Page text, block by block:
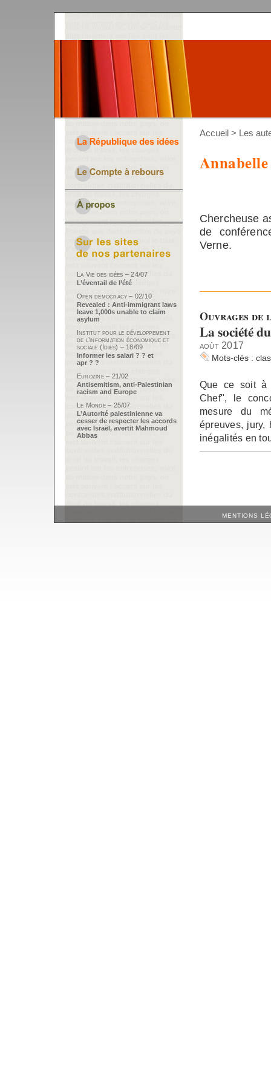
Accueil > Les
Chercheuse
de
Verne.
Ouvrages
La société
août 2017
Mots-clés :
Que ce soit à
Chef", le
mesure du
épreuves, jury,
inégalités en
La Vie des idées – 24/07
L’éventail de l’été
Open democracy – 02/10
Revealed : Anti-immigrant laws
leave 1,000s unable to claim
asylum
Institut pour le développement
de l’information économique et
sociale (Idies) – 18/09
Informer les salari ? ? et
apr ? ?
Eurozine – 21/02
Antisemitism, anti-Palestinian
racism and Europe
Le Monde – 25/07
L’Autorité palestinienne va
cesser de respecter les accords
avec Israël, avertit Mahmoud
Abbas
MENTIONS